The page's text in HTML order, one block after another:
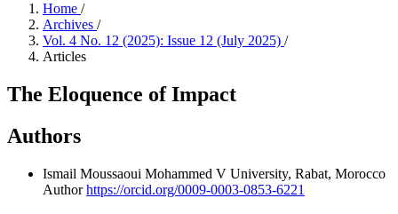
Home /
Archives /
Vol. 4 No. 12 (2025): Issue 12 (July 2025) /
Articles
The Eloquence of Impact
Authors
Ismail Moussaoui Mohammed V University, Rabat, Morocco
Authorhttps://orcid.org/0009-0003-0853-6221